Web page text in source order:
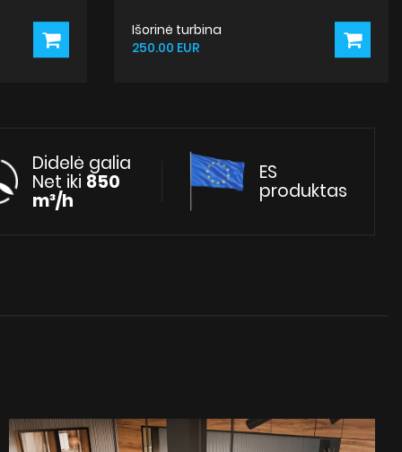
Išorinė turbina
250.00 EUR
Didelė galia
Net iki 850
m³/h
ES
produktas